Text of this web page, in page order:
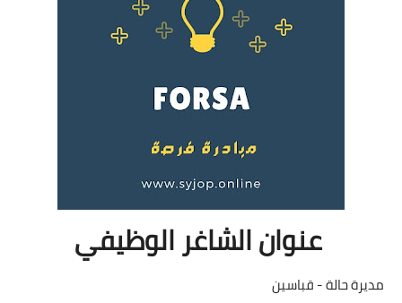
عنوان الشاغر الوظيفي
مديرة حالة - قباسين